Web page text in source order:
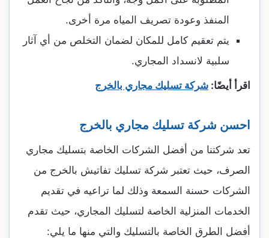
المنفذ وعودة تصريف المياه مرة أخرى.
يتم تعقيم كامل للمكان لضمان التخلص من أي آثار
سلبية لانسداد المجاري.
اقرأ أيضًا: شركة تسليك مجاري بالخرج
احسن شركة تسليك مجاري بالخرج
تعد شركتنا من أفضل الشركات الخاصة بتسليك مجاري
الصرف، حيث تعتبر شركة تسليك تفاتيش بالخرج من
الشركات حسنة السمعة وذلك لما تراعيه في تقديم
الخدمات المنزلية الخاصة لتسليك المجاري، حيث تقدم
أفضل الطرق الخاصة بالتسليك والتي منها ما يلي: